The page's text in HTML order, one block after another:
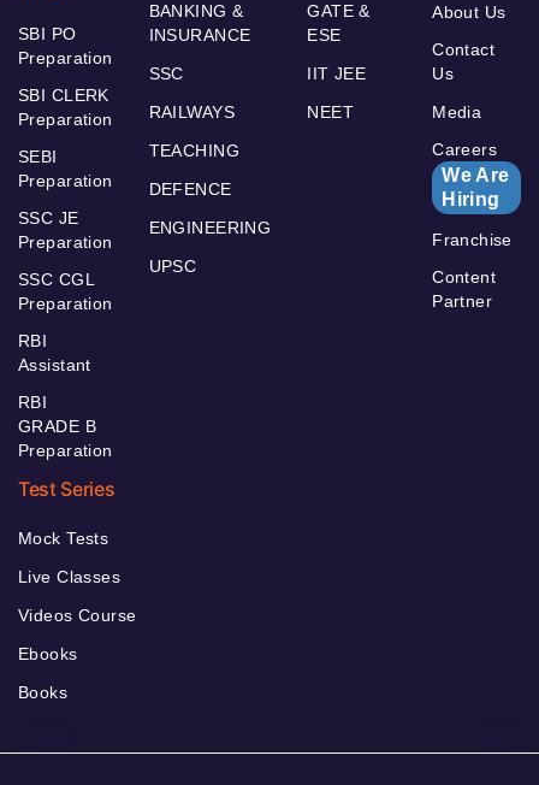
SBI PO
Preparation
SBI CLERK
Preparation
SEBI
Preparation
SSC JE
Preparation
SSC CGL
Preparation
RBI
Assistant
RBI
GRADE B
Preparation
BANKING &
INSURANCE
SSC
RAILWAYS
TEACHING
DEFENCE
ENGINEERING
UPSC
GATE &
ESE
IIT JEE
NEET
About Us
Contact
Us
Media
Careers
We Are
Hiring
Franchise
Content
Partner
Test Series
Mock Tests
Live Classes
Videos Course
Ebooks
Books